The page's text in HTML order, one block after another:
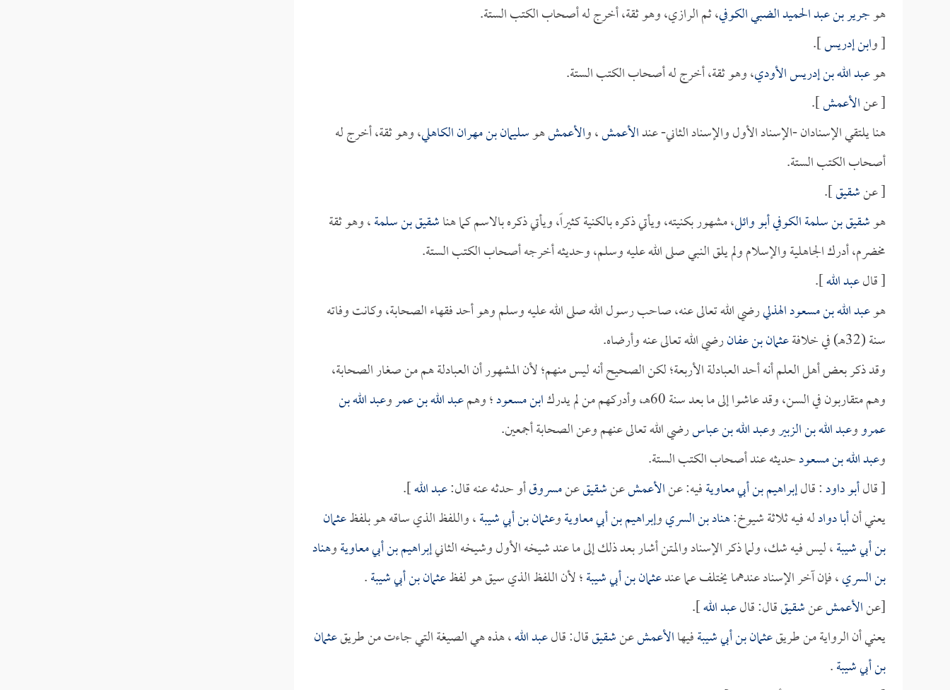
هوجرير بن عبد الحميد الضبي الكوفي، ثم الرازي، وهو ثقة، أخرج له أصحاب الكتب الستة.
[ وابن إدريس].
هوعبد الله بن إدريس الأودي، وهو ثقة، أخرج له أصحاب الكتب الستة.
[ عنالأعمش].
هنا يلتقي الإسنادان -الإسناد الأول والإسناد الثاني- عندالأعمش، والأعمشهوسليمان بن مهران الكاهلي، وهو ثقة، أخرج له
أصحاب الكتب الستة.
[ عنشقيق].
هوشقيق بن سلمة الكوفي أبو وائل، مشهور بكنيته، ويأتي ذكره بالكنية كثيراً، ويأتي ذكره بالاسم كما هناشقيق بن سلمة، وهو ثقة
مخضرم، أدرك الجاهلية والإسلام ولم يلق النبي صلى الله عليه وسلم، وحديثه أخرجه أصحاب الكتب الستة.
[ قالعبد الله].
هوعبد الله بن مسعود الهذليرضي الله تعالى عنه، صاحب رسول الله صلى الله عليه وسلم وهو أحد فقهاء الصحابة، وكانت وفاته
سنة (32هـ) في خلافة
عثمان بن عفانرضي الله تعالى عنه وأرضاه.
وقد ذكر بعض أهل العلم أنه أحد العبادلة الأربعة؛ لكن الصحيح أنه ليس منهم؛ لأن المشهور أن العبادلة هم من صغار الصحابة،
وهم متقاربون في السن، وقد عاشوا إلى ما بعد سنة 60هـ، وأدركهم من لم يدرك
ابن مسعود؛ وهمعبد الله بن عمروعبد الله بن
عمرووعبد الله بن الزبيروعبد الله بن عباسرضي الله تعالى عنهم وعن الصحابة أجمعين.
وعبد الله بن مسعودحديثه عند أصحاب الكتب الستة.
[ قالأبو داود: قالإبراهيم بن أبي معاويةفيه: عنالأعمشعنشقيقعنمسروقأو حدثه عنه قال:عبد الله].
يعني أنأبا دوادله فيه ثلاثة شيوخ:هناد بن السريوإبراهيم بن أبي معاويةوعثمان بن أبي شيبة، واللفظ الذي ساقه هو بلفظعثمان
بن أبي شيبة، ليس فيه شك، ولما ذكر الإسناد والمتن أشار بعد ذلك إلى ما عند شيخه الأول وشيخه الثانيإبراهيم بن أبي معاويةوهناد
بن السري، فإن آخر الإسناد عندهما يختلف عما عندعثمان بن أبي شيبة؛ لأن اللفظ الذي سيق هو لفظعثمان بن أبي شيبة.
[عنالأعمشعنشقيققال: قالعبد الله].
يعني أن الرواية من طريقعثمان بن أبي شيبةفيهاالأعمشعنشقيققال: قالعبد الله، هذه هي الصيغة التي جاءت من طريقعثمان
بن أبي شيبة.